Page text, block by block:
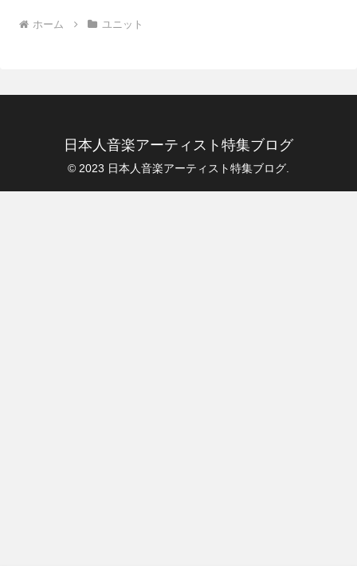
ホーム ユニット
日本人音楽アーティスト特集ブログ
© 2023 日本人音楽アーティスト特集ブログ.